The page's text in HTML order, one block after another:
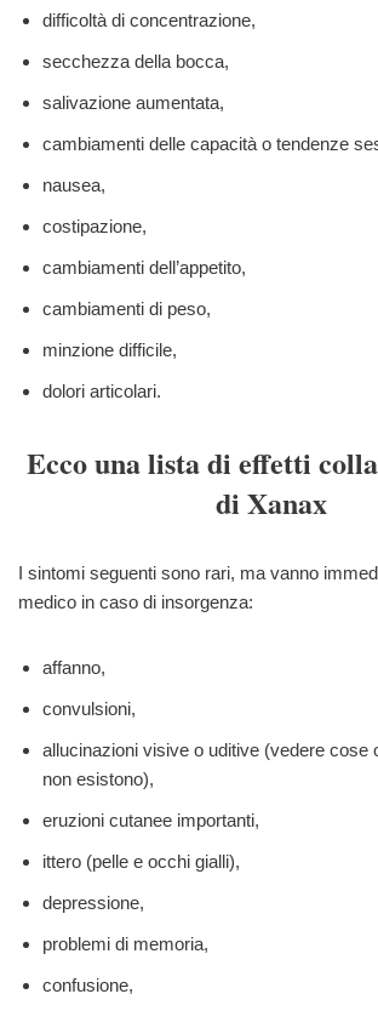
difficoltà di concentrazione,
secchezza della bocca,
salivazione aumentata,
cambiamenti delle capacità o tendenze
nausea,
costipazione,
cambiamenti dell’appetito,
cambiamenti di peso,
minzione difficile,
dolori articolari.
Ecco una lista di effetti
di Xanax
I sintomi seguenti sono rari, ma vanno
medico in caso di insorgenza:
affanno,
convulsioni,
allucinazioni visive o uditive (vedere cose
non esistono),
eruzioni cutanee importanti,
ittero (pelle e occhi gialli),
depressione,
problemi di memoria,
confusione,